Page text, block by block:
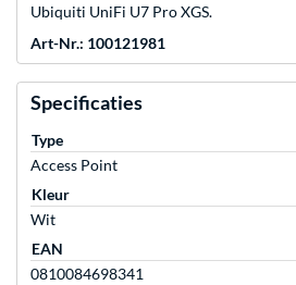
Ubiquiti UniFi U7 Pro XGS.
Art-Nr.: 100121981
Specificaties
Type
Access Point
Kleur
Wit
EAN
0810084698341